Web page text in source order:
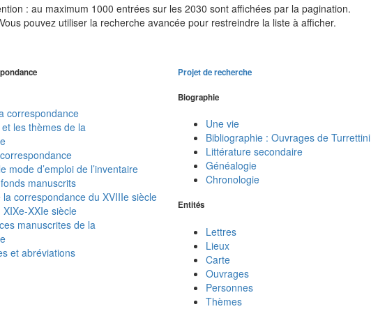
: au maximum 1000 entrées sur les 2030 sont affichées par la pagination.
Vous pouvez utiliser la recherche avancée pour restreindre la liste à afficher.
correspondance
les thèmes de la
mode d’emploi de l’inventaire
manuscrits
la correspondance du XVIIIe siècle
XXIe siècle
manuscrites de la
et abréviations
Projet de recherche
Biographie
Une vie
Bibliographie : Ouvrages de Turrettini
Littérature secondaire
Généalogie
Chronologie
Entités
Lettres
Lieux
Carte
Ouvrages
Personnes
Thèmes